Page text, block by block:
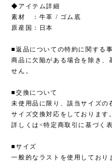
◆アイテム詳細
素材 ：牛革 / ゴム底
原産国：日本
■返品についての特約に関する
商品に欠陥がある場合を除き、
せん。
■交換について
未使用品に限り、該当サイズの
サイズ交換対応をしております。
詳しくは<特定商取引に基づく
■サイズ
一般的なラストを使用しており